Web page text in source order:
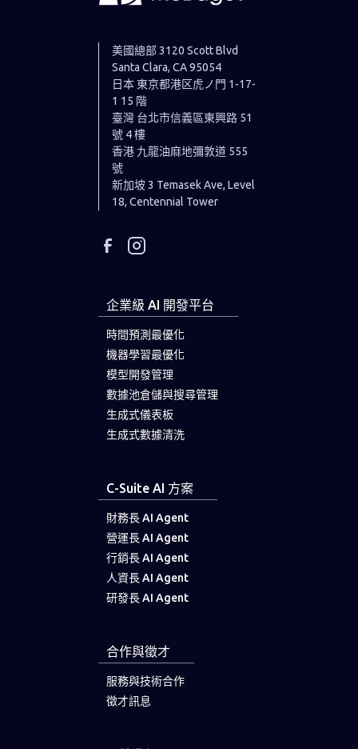
美國總部 3120 Scott Blvd
Santa Clara, CA 95054
日本 東京都港区虎ノ門 1-17-
1 15 階
臺灣 台北市信義區東興路 51
號 4 樓
香港 九龍油麻地彌敦道 555
號
新加坡 3 Temasek Ave, Level
18, Centennial Tower
企業級 AI 開發平台
時間預測最優化
機器學習最優化
模型開發管理
數據池倉儲與搜尋管理
生成式儀表板
生成式數據清洗
C-Suite AI 方案
財務長 AI Agent
營運長 AI Agent
行銷長 AI Agent
人資長 AI Agent
研發長 AI Agent
合作與徵才
服務與技術合作
徵才訊息